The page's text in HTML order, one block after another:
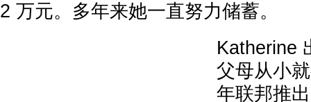
2 万元。多年来她一直努力储蓄。
Katherine
父母从小
年联邦推